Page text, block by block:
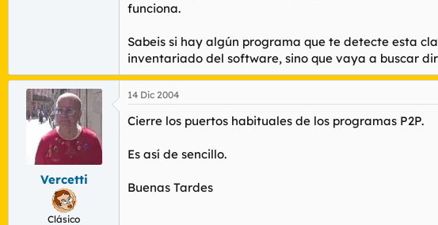
funciona.
Sabeis si hay algún programa que te detecte esta
inventariado del software, sino que vaya a buscar
Vercetti
Clásico
14 Dic 2004
Cierre los puertos habituales de los programas P2P.
Es así de sencillo.
Buenas Tardes